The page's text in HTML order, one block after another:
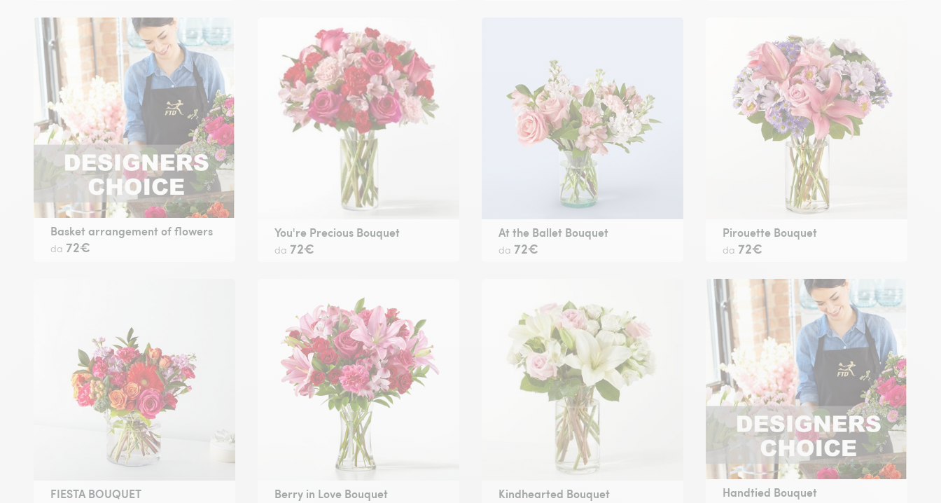
Basket arrangement of flowers
da 72€
You're Precious Bouquet
da 72€
At the Ballet Bouquet
da 72€
Pirouette Bouquet
da 72€
FIESTA BOUQUET Berry in Love Bouquet Kindhearted Bouquet Handtied Bouquet